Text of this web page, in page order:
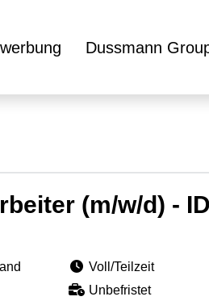
Dussmann
(m/w/d) -
Voll/Teilzeit
Unbefristet